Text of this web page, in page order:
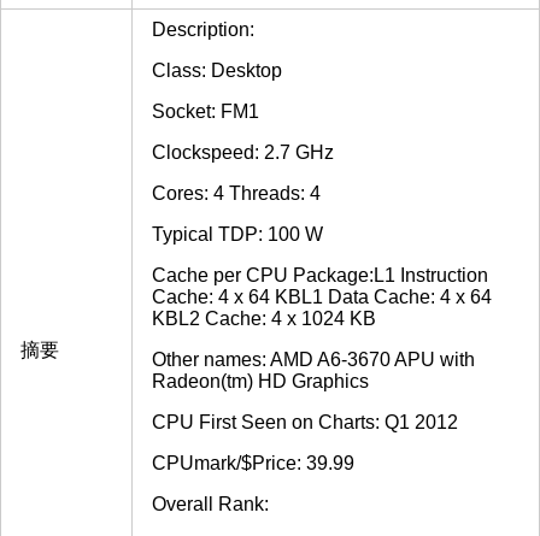
摘要
Description:
Class: Desktop
Socket: FM1
Clockspeed: 2.7 GHz
Cores: 4 Threads: 4
Typical TDP: 100 W
Cache per CPU Package:L1 Instruction
Cache: 4 x 64 KBL1 Data Cache: 4 x 64
KBL2 Cache: 4 x 1024 KB
Other names: AMD A6-3670 APU with
Radeon(tm) HD Graphics
CPU First Seen on Charts: Q1 2012
CPUmark/$Price: 39.99
Overall Rank: